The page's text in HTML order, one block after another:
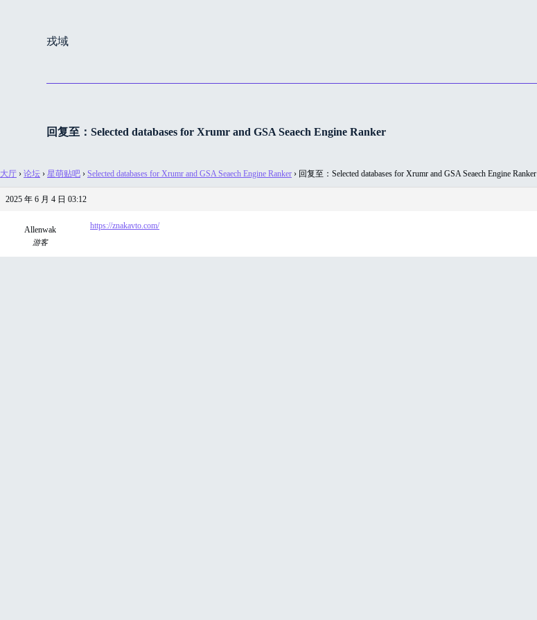
戎域
回复至：Selected databases for Xrumr and GSA Seaech Engine Ranker
大厅 › 论坛 › 星萌贴吧 › Selected databases for Xrumr and GSA Seaech Engine Ranker › 回复至：Selected databases for Xrumr and GSA Seaech Engine Ranker
2025 年 6 月 4 日 03:12
Allenwak
游客
https://znakavto.com/